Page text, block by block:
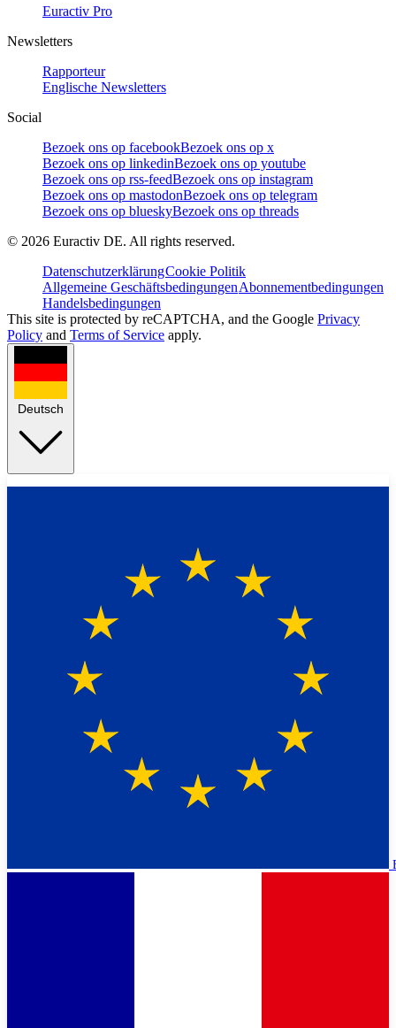
Euractiv Pro
Newsletters
Rapporteur
Englische Newsletters
Social
Bezoek ons op facebookBezoek ons op x
Bezoek ons op linkedinBezoek ons op youtube
Bezoek ons op rss-feedBezoek ons op instagram
Bezoek ons op mastodonBezoek ons op telegram
Bezoek ons op blueskyBezoek ons op threads
© 2026 Euractiv DE. All rights reserved.
DatenschutzerklärungCookie Politik
Allgemeine GeschäftsbedingungenAbonnementbedingungen
Handelsbedingungen
This site is protected by reCAPTCHA, and the Google Privacy
Policy and Terms of Service apply.
Deutsch